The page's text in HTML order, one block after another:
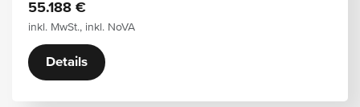
55.188 €
inkl. MwSt., inkl. NoVA
Details